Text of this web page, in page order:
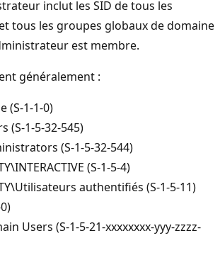
inclut les SID de tous les
tous les groupes globaux de domaine
est membre.
généralement :
(S-1-1-0)
(S-1-5-32-545)
(S-1-5-32-544)
(S-1-5-4)
authentifiés (S-1-5-11)
Users (S-1-5-21-xxxxxxxx-yyy-zzzz-